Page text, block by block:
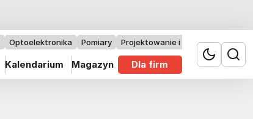
Optoelektronika Pomiary Projektowanie i badania
Kalendarium Magazyn Dla firm